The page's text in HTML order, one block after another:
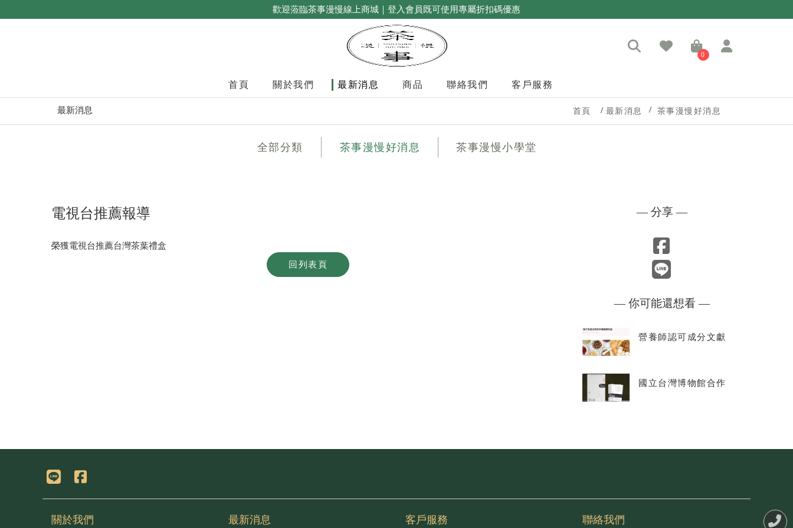
歡迎蒞臨茶事漫慢線上商城｜登入會員既可使用專屬折扣碼優惠
0
首頁 關於我們 最新消息 商品 聯絡我們 客戶服務
最新消息 首頁 最新消息 茶事漫慢好消息
全部分類 茶事漫慢好消息 茶事漫慢小學堂
電視台推薦報導
榮獲電視台推薦台灣茶葉禮盒
回列表頁
— 分享 —
— 你可能還想看 —
營養師認可成分文獻
國立台灣博物館合作
關於我們 最新消息 客戶服務 聯絡我們